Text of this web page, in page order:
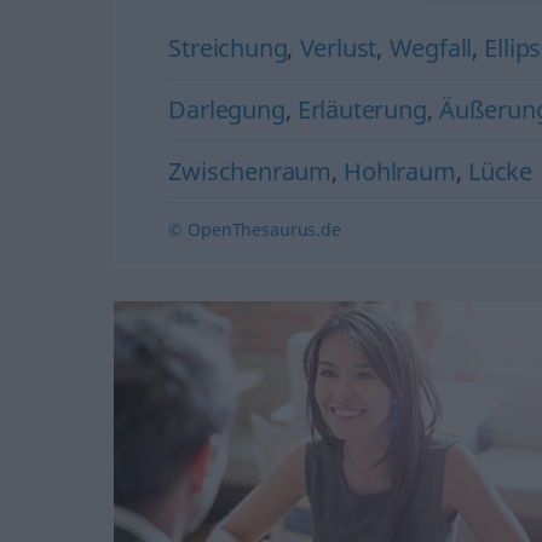
Streichung, Verlust, Wegfall,
Darlegung, Erläuterung,
Zwischenraum, Hohlraum, Lücke
© OpenThesaurus.de